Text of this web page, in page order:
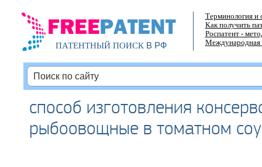
ПАТЕНТНЫЙ ПОИСКВ РФ
Терминология и
Как получить
Роспатент -
Международная
способ изготовления
рыбоовощные в томатном